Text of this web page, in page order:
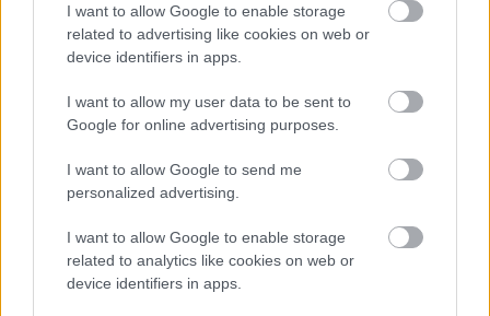
I want to allow Google to enable storage
related to advertising like cookies on web or
device identifiers in apps.
I want to allow my user data to be sent to
Google for online advertising purposes.
I want to allow Google to send me
personalized advertising.
I want to allow Google to enable storage
related to analytics like cookies on web or
device identifiers in apps.
A Spektrum is várja a
sorozatötleteidet
2018. október 12.
A teljes és tök hivatalos nevén AMC Networks Central
Europe Kft. (1139 Budapest, Lomb u. 23-27.)-ként